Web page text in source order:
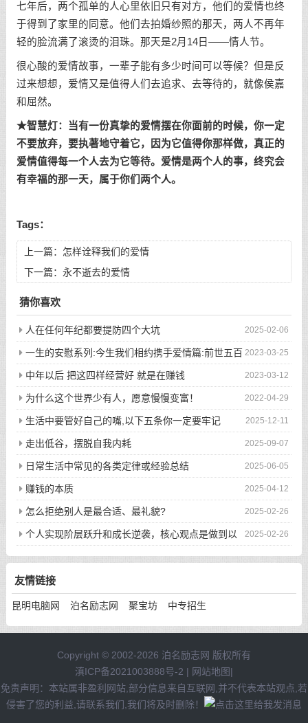
七年后，两个孤单的人心里依旧只有对方，他们的爱情也终
于得到了家里的同意。他们去拍婚纱照的那天，两人不再年
轻的脸流满了滚烫的泪珠。那天是2月14日——情人节。
很心酸的爱情故事，一辈子能有多少时间可以等候？但是反
过来想想，爱情又是值得人们去追求、去等待的，就像侯嘉
和屈然。
★智慧灯：当有一份真挚的爱情摆在你面前的时候，你一定
不要放弃，要执著地守着它，因为它值得你那样做，真正的
爱情值得每一个人去为它等待。爱情是两个人的事，终究会
有幸福的那一天，属于你们两个人。
Tags：
上一篇： 怎样诠释我们的爱情
下一篇： 永不逝去的爱情
猜你喜欢
2025-02-06
人在任何年纪都要提防四个大坑
2023-03-25
一生的安慰系列:今生我们相约携手爱情篇:前世五百
次的回眸才换来今生的相遇
2023-03-12
中年以后 把这四样经营好 就是在赚钱
2022-04-29
为什么这个世界少有人，愿意慢慢变富！
2025-12-11
生活中要管好自己的嘴,以下五条你一定要牢记
2025-09-07
走出低谷，摆脱自我内耗
2025-06-05
日常生活中常见的各类定律或经验总结
2025-04-12
赚钱的本质
2025-02-26
怎么拒绝别人是最合适、最礼貌?
2025-02-26
个人实现阶层跃升和成长逆袭，核心观点是做到以
下八件事
友情链接
昆明电脑网 泊名励志网 聚宝坊 中专招生
Copyright © 2002-2026 泊名励志网 版权所有
滇ICP备2021003888号-2 | 网站地图|
免责声明：本站属非盈利网站,部分信息来自互联网,并不代表本站观点,若
侵害了您的利益,请联系我们,我们将及时删除！